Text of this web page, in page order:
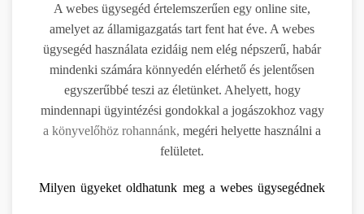
A webes ügysegéd értelemszerűen egy online site,
amelyet az államigazgatás tart fent hat éve. A webes
ügysegéd használata ezidáig nem elég népszerű, habár
mindenki számára könnyedén elérhető és jelentősen
egyszerűbbé teszi az életünket. Ahelyett, hogy
mindennapi ügyintézési gondokkal a jogászokhoz vagy
a könyvelőhöz rohannánk, megéri helyette használni a
felületet.
Milyen ügyeket oldhatunk meg a webes ügysegédnek